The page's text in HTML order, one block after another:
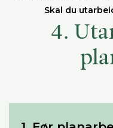
Skal du
4.